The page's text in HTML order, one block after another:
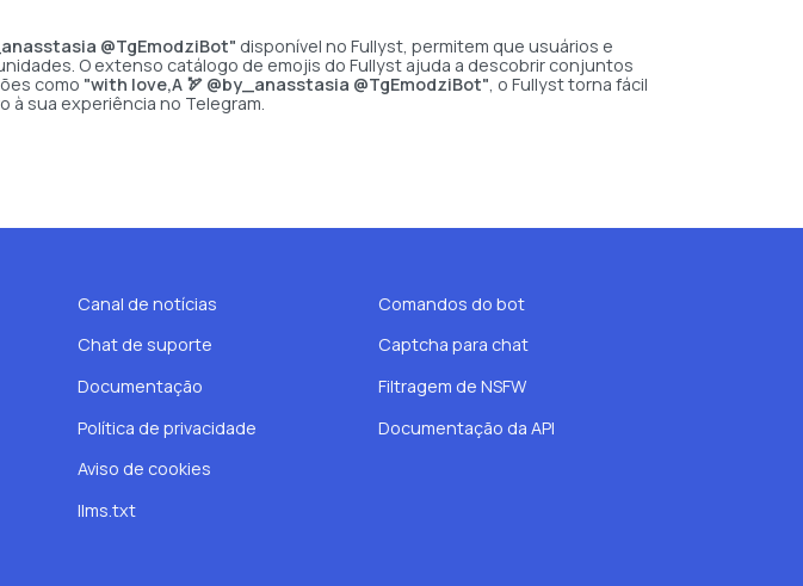
@TgEmodziBot" disponível no Fullyst, permitem que usuários e
O extenso catálogo de emojis do Fullyst ajuda a descobrir conjuntos
como "with love,A 🏹 @by_anasstasia @TgEmodziBot", o Fullyst torna fácil
sua experiência no Telegram.
Canal de notícias
Chat de suporte
Documentação
Política de privacidade
Aviso de cookies
llms.txt
Comandos do bot
Captcha para chat
Filtragem de NSFW
Documentação da API